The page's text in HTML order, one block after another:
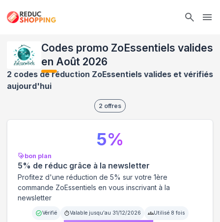
Codes promo ZoEssentiels valides
en Août 2026
2 codes de réduction ZoEssentiels valides et vérifiés
aujourd'hui
2 offres
bon plan
5% de réduc grâce à la newsletter
Profitez d'une réduction de 5% sur votre 1ère
commande ZoEssentiels en vous inscrivant à la
newsletter
Vérifié Valable jusqu'au 31/12/2026 Utilisé 8 fois
5%